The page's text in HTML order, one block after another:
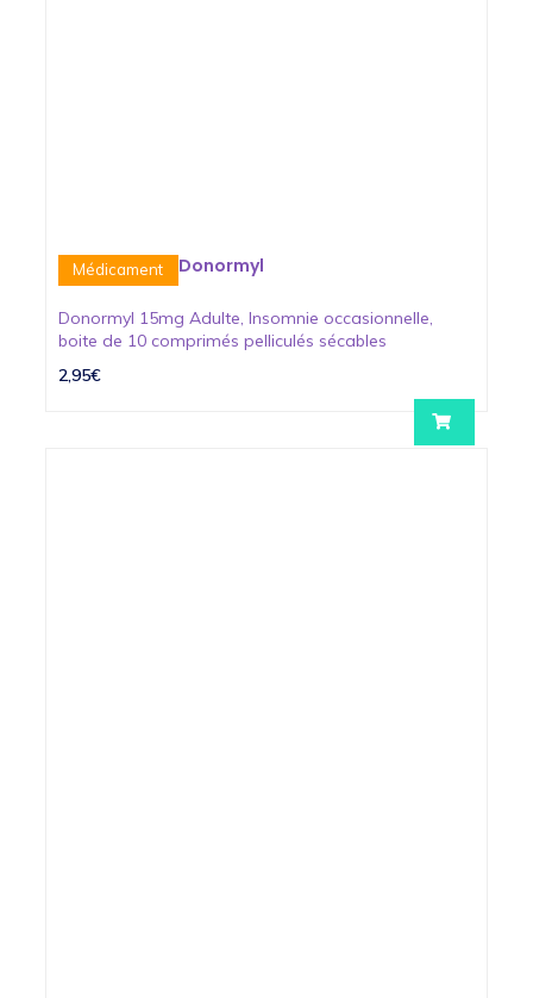
Médicament Donormyl
Donormyl 15mg Adulte, Insomnie occasionnelle,
boite de 10 comprimés pelliculés sécables
2,95€